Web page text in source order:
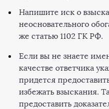
Напишите иск о
неосновательного
же статью 1102 ГК РФ.
Если вы не знаете
качестве ответчика
придется
избежать взыскания.
предоставить